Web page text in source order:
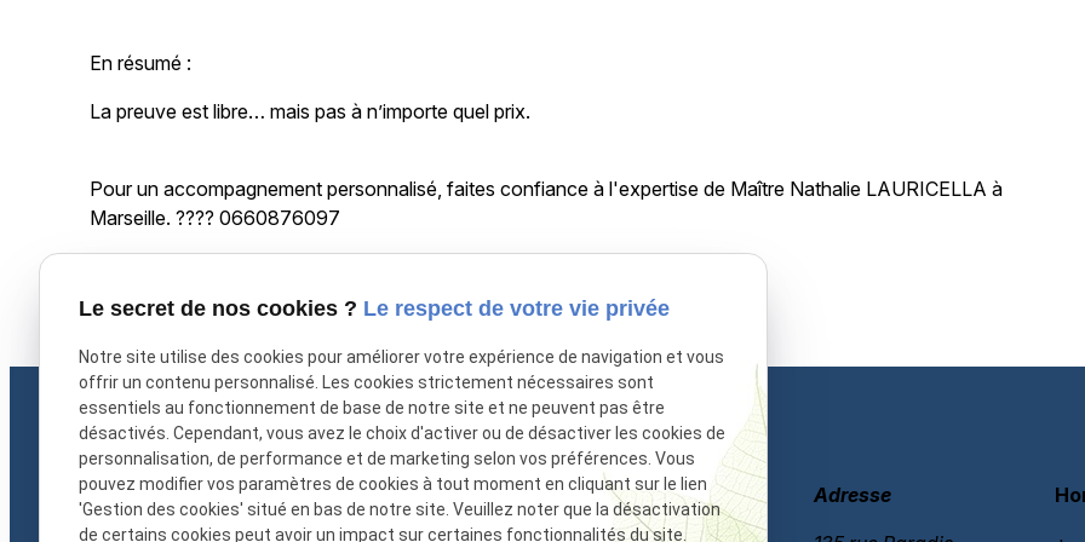
En résumé :
La preuve est libre… mais pas à n’importe quel prix.
Pour un accompagnement personnalisé, faites confiance à l'expertise de Maître Nathalie LAURICELLA à
Marseille. ???? 0660876097
Facebook est désactivé. Autoriser
Téléphone
Adresse
Le secret de nos cookies ? Le respect de votre vie privée
Notre site utilise des cookies pour améliorer votre expérience de navigation et vous
offrir un contenu personnalisé. Les cookies strictement nécessaires sont
essentiels au fonctionnement de base de notre site et ne peuvent pas être
désactivés. Cependant, vous avez le choix d'activer ou de désactiver les cookies de
personnalisation, de performance et de marketing selon vos préférences. Vous
pouvez modifier vos paramètres de cookies à tout moment en cliquant sur le lien
'Gestion des cookies' situé en bas de notre site. Veuillez noter que la désactivation
de certains cookies peut avoir un impact sur certaines fonctionnalités du site.